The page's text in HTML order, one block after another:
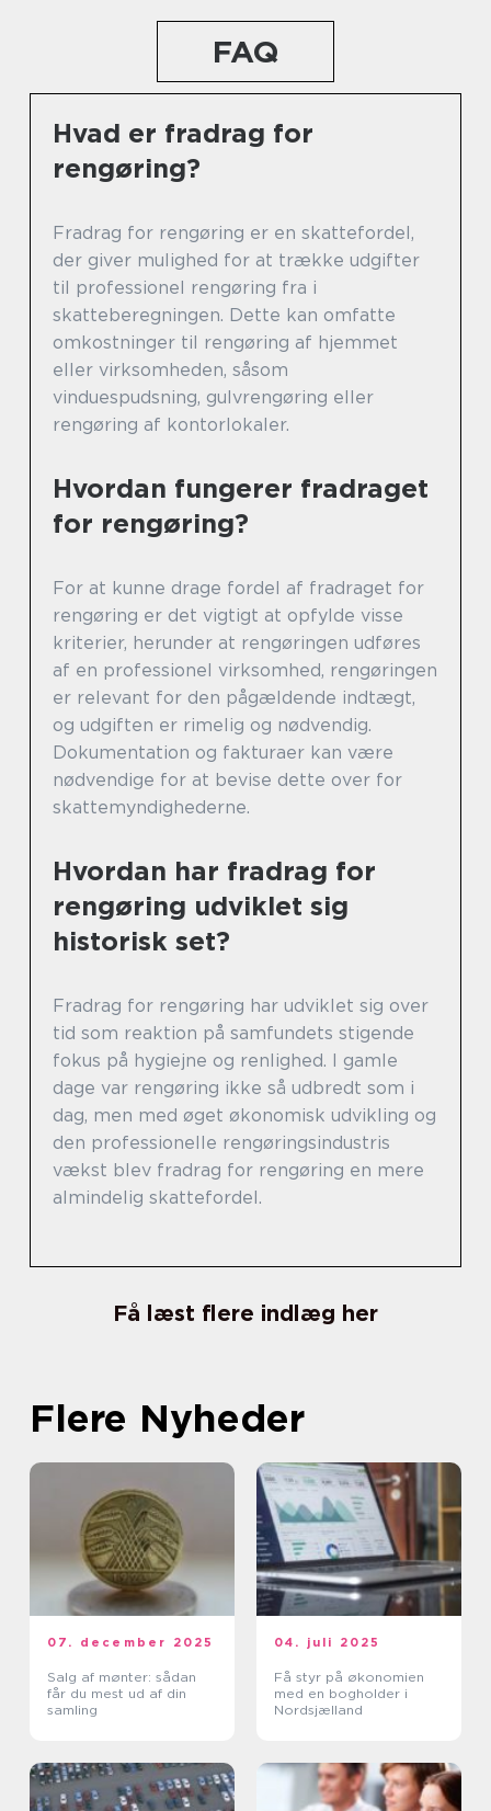
FAQ
Hvad er fradrag for
rengøring?
Fradrag for rengøring er en skattefordel,
der giver mulighed for at trække udgifter
til professionel rengøring fra i
skatteberegningen. Dette kan omfatte
omkostninger til rengøring af hjemmet
eller virksomheden, såsom
vinduespudsning, gulvrengøring eller
rengøring af kontorlokaler.
Hvordan fungerer fradraget
for rengøring?
For at kunne drage fordel af fradraget for
rengøring er det vigtigt at opfylde visse
kriterier, herunder at rengøringen udføres
af en professionel virksomhed, rengøringen
er relevant for den pågældende indtægt,
og udgiften er rimelig og nødvendig.
Dokumentation og fakturaer kan være
nødvendige for at bevise dette over for
skattemyndighederne.
Hvordan har fradrag for
rengøring udviklet sig
historisk set?
Fradrag for rengøring har udviklet sig over
tid som reaktion på samfundets stigende
fokus på hygiejne og renlighed. I gamle
dage var rengøring ikke så udbredt som i
dag, men med øget økonomisk udvikling og
den professionelle rengøringsindustris
vækst blev fradrag for rengøring en mere
almindelig skattefordel.
Få læst flere indlæg her
Flere Nyheder
07. december 2025
Salg af mønter: sådan
får du mest ud af din
samling
04. juli 2025
Få styr på økonomien
med en bogholder i
Nordsjælland